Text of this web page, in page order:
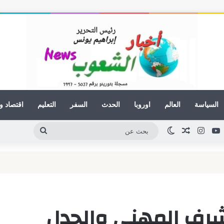
السياسة العالم اوروبا الحدث السفر التعليم اقتصاد
لينكدإنيوتيوب انستقراممقال عشوائي
الوضع المظلم